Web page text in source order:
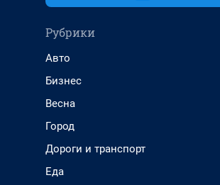
Рубрики
Авто
Бизнес
Весна
Город
Дороги и транспорт
Еда